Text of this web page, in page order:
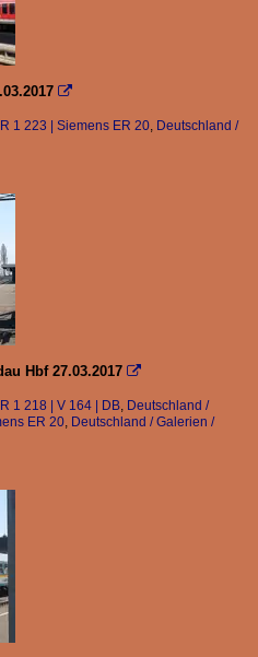

1 223 | Siemens ER 20, Deutschland /
Hbf 27.03.2017 
1 218 | V 164 | DB, Deutschland /
ER 20, Deutschland / Galerien /